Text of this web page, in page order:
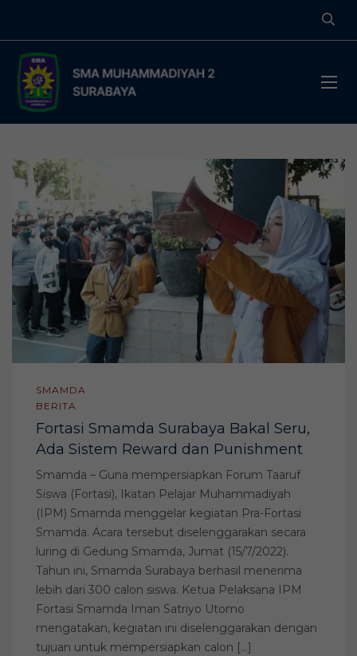
SMAMDA
BERITA
Fortasi Smamda Surabaya Bakal Seru,
Ada Sistem Reward dan Punishment
Smamda – Guna mempersiapkan Forum Taaruf
Siswa (Fortasi), Ikatan Pelajar Muhammadiyah
(IPM) Smamda menggelar kegiatan Pra-Fortasi
Smamda. Acara tersebut diselenggarakan secara
luring di Gedung Smamda, Jumat (15/7/2022).
Tahun ini, Smamda Surabaya berhasil menerima
lebih dari 300 calon siswa. Ketua Pelaksana IPM
Fortasi Smamda Iman Satriyo Utomo
mengatakan, kegiatan ini diselenggarakan dengan
tujuan untuk mempersiapkan calon […]